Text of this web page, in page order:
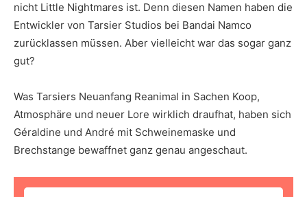
nicht Little Nightmares ist. Denn diesen Namen haben die
Entwickler von Tarsier Studios bei Bandai Namco
zurücklassen müssen. Aber vielleicht war das sogar ganz
gut?
Was Tarsiers Neuanfang Reanimal in Sachen Koop,
Atmosphäre und neuer Lore wirklich draufhat, haben sich
Géraldine und André mit Schweinemaske und
Brechstange bewaffnet ganz genau angeschaut.